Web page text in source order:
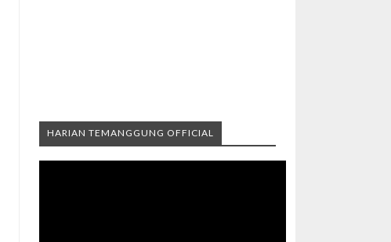
HARIAN TEMANGGUNG OFFICIAL